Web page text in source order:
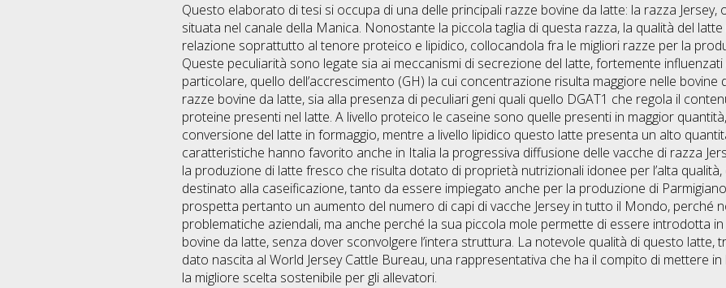
Questo elaborato di tesi si occupa di una delle principali razze bovine da latte: la razza Jersey,
situata nel canale della Manica. Nonostante la piccola taglia di questa razza, la qualità del
relazione soprattutto al tenore proteico e lipidico, collocandola fra le migliori razze per la
Queste peculiarità sono legate sia ai meccanismi di secrezione del latte, fortemente influenzati
particolare, quello dell’accrescimento (GH) la cui concentrazione risulta maggiore nelle bovine
razze bovine da latte, sia alla presenza di peculiari geni quali quello DGAT1 che regola il
proteine presenti nel latte. A livello proteico le caseine sono quelle presenti in maggior
conversione del latte in formaggio, mentre a livello lipidico questo latte presenta un alto
caratteristiche hanno favorito anche in Italia la progressiva diffusione delle vacche di razza
la produzione di latte fresco che risulta dotato di proprietà nutrizionali idonee per l’alta
destinato alla caseificazione, tanto da essere impiegato anche per la produzione di
prospetta pertanto un aumento del numero di capi di vacche Jersey in tutto il Mondo, perché
problematiche aziendali, ma anche perché la sua piccola mole permette di essere introdotta
bovine da latte, senza dover sconvolgere l’intera struttura. La notevole qualità di questo latte,
dato nascita al World Jersey Cattle Bureau, una rappresentativa che ha il compito di mettere
la migliore scelta sostenibile per gli allevatori.